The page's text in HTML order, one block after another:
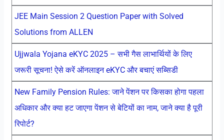
JEE Main Session 2 Question Paper with Solved
Solutions from ALLEN
Ujjwala Yojana eKYC 2025 – सभी गैस लाभार्थियों के लिए
जरूरी सूचना! ऐसे करें ऑनलाइन eKYC और बचाएं सब्सिडी
New Family Pension Rules: जाने पेंशन पर किसका होगा पहला
अधिकार और क्या हट जाएगा पेंशन से बेटियों का नाम, जाने क्या है पूरी
रिपोर्ट?